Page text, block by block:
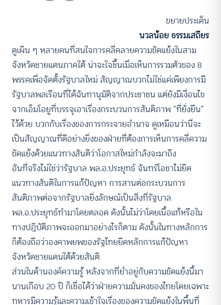
ขยายประเด็น
นวลน้อย ธรรมเสถียร
ดูเผิน ๆ หลายคนที่สนใจการคลี่คลายความขัดแย้งในสาม
จังหวัดชายแดนภาคใต้ น่าจะใจชื้นเมื่อเห็นการรวมตัวของ 8
พรรคเพื่อจัดตั้งรัฐบาลใหม่ สัญญาณบวกไม่ใช่แค่เพียงการมี
รัฐบาลพลเรือนที่ได้ฉันทานุมัติจากประชาชน แต่ยังมีเงื่อนไข
จากเอ็มโอยูที่บรรจุเอาเรื่องกระบวนการสันติภาพ “ที่ยั่งยืน”
ไว้ด้วย บวกกับเรื่องของการกระจายอำนาจ ดูเหมือนว่านี่จะ
เป็นสัญญาณที่ดีอย่างยิ่งของฝ่ายที่ต้องการเห็นการคลี่ความ
ขัดแย้งด้วยแนวทางสันติว่าโอกาสใหม่กำลังจะมาถึง
อันที่จริงไม่ใช่ว่ารัฐบาล พล.อ.ประยุทธ์ จันทร์โอชาไม่ยึด
แนวทางสันติในการแก้ปัญหา การสานต่อกระบวนการ
สันติภาพต่อจากรัฐบาลยิ่งลักษณ์เป็นสิ่งที่รัฐบาล
พล.อ.ประยุทธ์ทำมาโดยตลอด ดังนั้นไม่ว่าโดยเนื้อแท้หรือใน
ทางปฎิบัติภาพจะออกมาอย่างไรก็ตาม ดังนั้นในทางหลักการ
ก็ต้องถือว่าองคาพยพของรัฐไทยยึดหลักการแก้ปัญหา
จังหวัดชายแดนใต้ด้วยสันติ
ส่วนในด้านองค์ความรู้ หลังจากที่ย่ำอยู่กับความขัดแย้งนี้มา
นานเกือบ 20 ปี ก็เชื่อได้ว่าฝ่ายความมั่นคงของไทยโดยเฉพาะ
ทหารมีความรู้และความเข้าใจเรื่องของความขัดแย้งในพื้นที่